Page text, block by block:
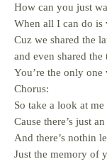
How can you just
When all I can do is
Cuz we shared the
and even shared the
You’re the only
Chorus:
So take a look at
Cause there’s just
And there’s nothin
Just the memory of